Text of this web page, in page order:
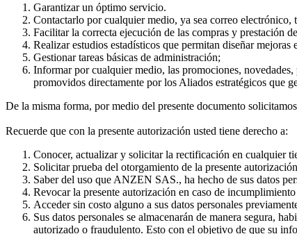
Garantizar un óptimo servicio.
Contactarlo por cualquier medio, ya sea correo
Facilitar la correcta ejecución de las compras y prestación
Realizar estudios estadísticos que permitan diseñar mejoras
Gestionar tareas básicas de administración;
Informar por cualquier medio, las promociones,
promovidos directamente por los Aliados estratégicos que
De la misma forma, por medio del presente documento
Recuerde que con la presente autorización usted tiene derecho a:
Conocer, actualizar y solicitar la rectificación en cualquier
Solicitar prueba del otorgamiento de la presente autorización
Saber del uso que ANZEN SAS., ha hecho de sus datos
Revocar la presente autorización en caso de
Acceder sin costo alguno a sus datos personales
Sus datos personales se almacenarán de manera segura,
autorizado o fraudulento. Esto con el objetivo de que su